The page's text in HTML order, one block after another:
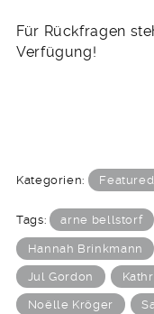
Für Rückfragen
Verfügung!
Kategorien: Featured
Tags: arne bellstorf
Hannah Brinkmann
Jul Gordon
Noëlle Kröger